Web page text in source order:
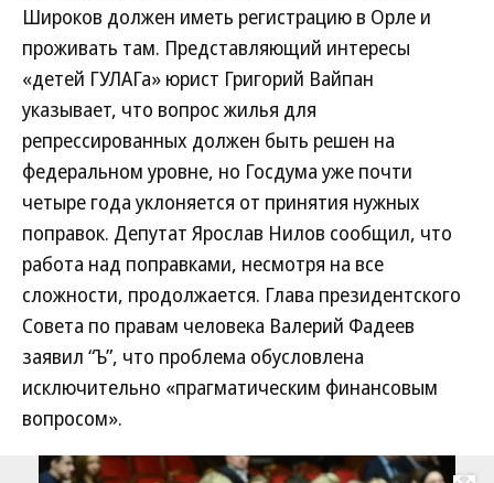
Широков должен иметь регистрацию в Орле и
проживать там. Представляющий интересы
«детей ГУЛАГа» юрист Григорий Вайпан
указывает, что вопрос жилья для
репрессированных должен быть решен на
федеральном уровне, но Госдума уже почти
четыре года уклоняется от принятия нужных
поправок. Депутат Ярослав Нилов сообщил, что
работа над поправками, несмотря на все
сложности, продолжается. Глава президентского
Совета по правам человека Валерий Фадеев
заявил “Ъ”, что проблема обусловлена
исключительно «прагматическим финансовым
вопросом».